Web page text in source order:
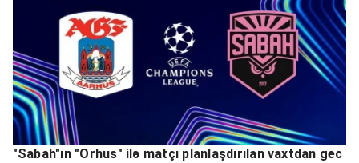
"Sabah"ın "Orhus" ilə matçı planlaşdırılan vaxtdan gec